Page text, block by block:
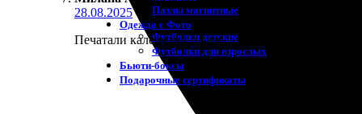
Пазлы магнитные
Одежда с Фото
Футболки детские
Футболки для взрослых
Бьюти-боксы
Подарочные сертификаты
28.08.2025
Печатали календари на заказ. Всё сделали очень